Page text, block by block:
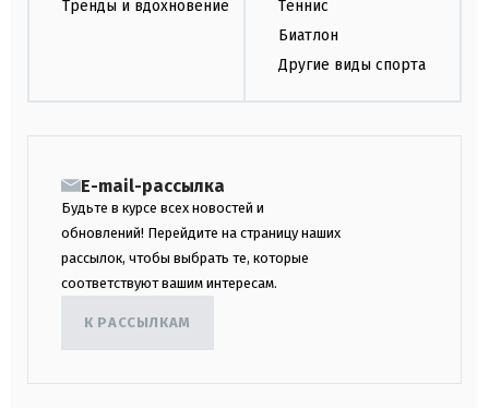
Тренды и вдохновение
Теннис
Биатлон
Другие виды спорта
E-mail-рассылка
Будьте в курсе всех новостей и
обновлений! Перейдите на страницу наших
рассылок, чтобы выбрать те, которые
соответствуют вашим интересам.
К РАССЫЛКАМ